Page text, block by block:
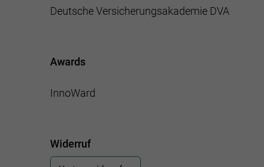
Deutsche Versicherungsakademie DVA
Awards
InnoWard
Widerruf